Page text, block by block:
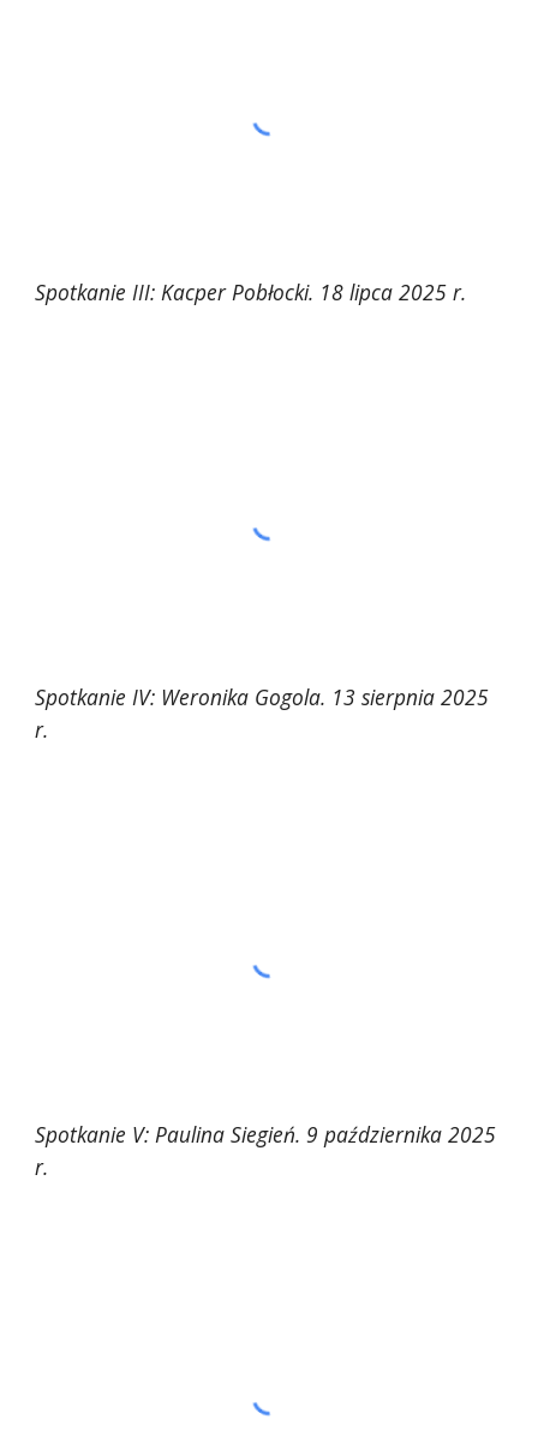
Spotkanie III: Kacper Pobłocki. 18 lipca 2025 r.
Spotkanie IV: Weronika Gogola. 13 sierpnia 2025
r.
Spotkanie V: Paulina Siegień. 9 października 2025
r.